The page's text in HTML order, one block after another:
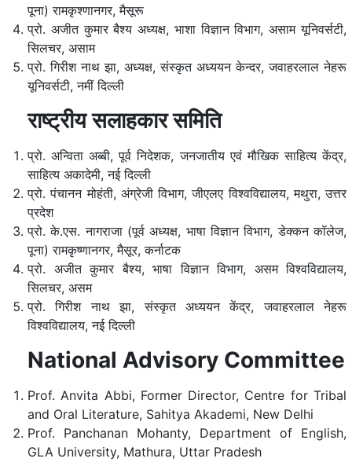
पूना) रामकृश्णानगर, मैसूरू
प्रो. अजीत कुमार बैश्य अध्यक्ष, भाशा विज्ञान विभाग, असाम यूनिवर्सटी,
सिलचर, असाम
प्रो. गिरीश नाथ झा, अध्यक्ष, संस्कृत अध्ययन केन्दर, जवाहरलाल नेहरू
यूनिवर्सटी, नमीं दिल्ली
राष्ट्रीय सलाहकार समिति
प्रो. अन्विता अब्बी, पूर्व निदेशक, जनजातीय एवं मौखिक साहित्य केंद्र,
साहित्य अकादेमी, नई दिल्ली
प्रो. पंचानन मोहंती, अंग्रेजी विभाग, जीएलए विश्वविद्यालय, मथुरा, उत्तर
प्रदेश
प्रो. के.एस. नागराजा (पूर्व अध्यक्ष, भाषा विज्ञान विभाग, डेक्कन कॉलेज,
पूना) रामकृष्णानगर, मैसूर, कर्नाटक
प्रो. अजीत कुमार बैश्य, भाषा विज्ञान विभाग, असम विश्वविद्यालय,
सिलचर, असम
प्रो. गिरीश नाथ झा, संस्कृत अध्ययन केंद्र, जवाहरलाल नेहरू
विश्वविद्यालय, नई दिल्ली
National Advisory Committee
Prof. Anvita Abbi, Former Director, Centre for Tribal
and Oral Literature, Sahitya Akademi, New Delhi
Prof. Panchanan Mohanty, Department of English,
GLA University, Mathura, Uttar Pradesh